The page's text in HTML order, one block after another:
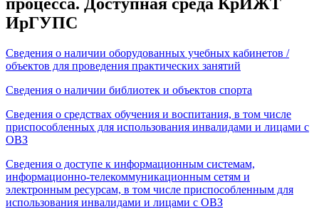
ИрГУПС
Сведения о наличии оборудованных учебных кабинетов /
объектов для проведения практических занятий
Сведения о наличии библиотек и объектов спорта
Сведения о средствах обучения и воспитания, в том числе
приспособленных для использования инвалидами и лицами с
ОВЗ
Сведения о доступе к информационным системам,
информационно-телекоммуникационным сетям и
электронным ресурсам, в том числе приспособленным для
использования инвалидами и лицами с ОВЗ